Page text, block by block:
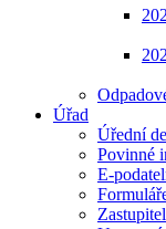
Úřad
Úřední
Povinné
E-